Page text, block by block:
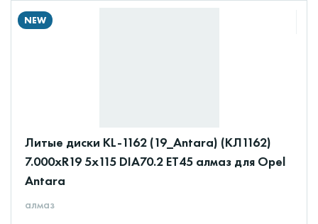
NEW
Литые диски KL-1162 (19_Antara) (КЛ1162)
7.000xR19 5x115 DIA70.2 ET45 алмаз для Opel
Antara
алмаз